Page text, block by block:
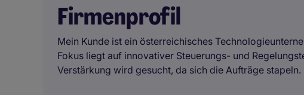
Firmenprofil
Mein Kunde ist ein österreichisches
Fokus liegt auf innovativer Steuerungs- und
Verstärkung wird gesucht, da sich die Aufträge stapeln.